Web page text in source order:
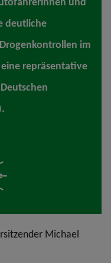
deutliche
im
repräsentative
Michael